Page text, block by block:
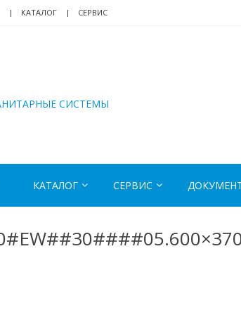
КАТАЛОГ СЕРВИС
СИСТЕМЫ
КАТАЛОГ СЕРВИС